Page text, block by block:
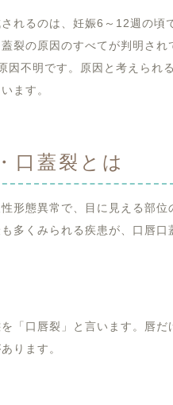
れるのは、妊娠6～12週の
裂の原因のすべてが判明さ
因不明です。原因と考えられ
ます。
口蓋裂とは
形態異常で、目に見える部
多くみられる疾患が、口唇口
を「口唇裂」と言います。唇
ります。